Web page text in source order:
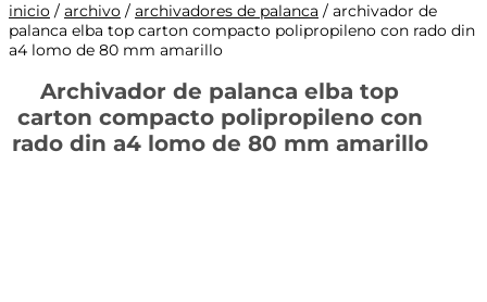
inicio / archivo / archivadores de palanca / archivador de
palanca elba top carton compacto polipropileno con rado din
a4 lomo de 80 mm amarillo
Archivador de palanca elba top
carton compacto polipropileno con
rado din a4 lomo de 80 mm amarillo